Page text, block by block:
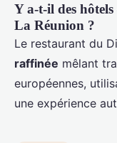
Y a-t-il des
La Réunion ?
Le restaurant du
raffinée mêlant
européennes,
une expérience